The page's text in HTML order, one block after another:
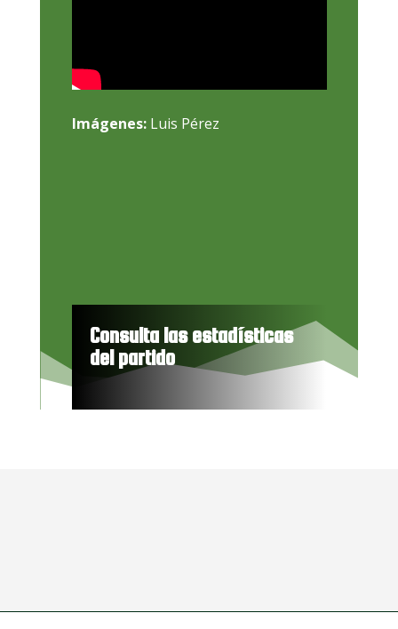
Imágenes: Luis Pérez
Consulta las estadísticas
del partido